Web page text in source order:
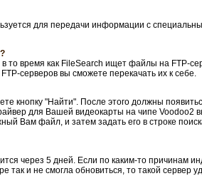
для передачи информации с
то время как FileSearch ищет файлы на FTP-
серверов вы сможете перекачать их к себе.
кнопку "Найти". После этого должны
для Вашей видеокарты на чипе Voodoo2
Вам файл, и затем задать его в строке
через 5 дней. Если по каким-то причинам
и не смогла обновиться, то такой сервер